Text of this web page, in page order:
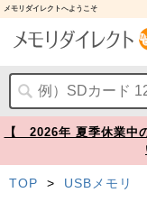
メモリダイレクトへようこそ
【 2026年 夏季休業中
TOP >
USBメモリ